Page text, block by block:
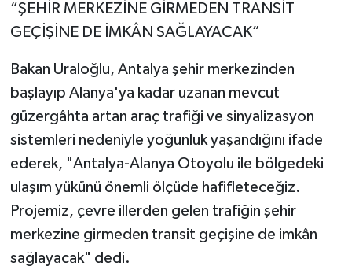
“ŞEHİR MERKEZİNE GİRMEDEN TRANSİT
GEÇİŞİNE DE İMKÂN SAĞLAYACAK”
Bakan Uraloğlu, Antalya şehir merkezinden
başlayıp Alanya'ya kadar uzanan mevcut
güzergâhta artan araç trafiği ve sinyalizasyon
sistemleri nedeniyle yoğunluk yaşandığını ifade
ederek, "Antalya-Alanya Otoyolu ile bölgedeki
ulaşım yükünü önemli ölçüde hafifleteceğiz.
Projemiz, çevre illerden gelen trafiğin şehir
merkezine girmeden transit geçişine de imkân
sağlayacak" dedi.